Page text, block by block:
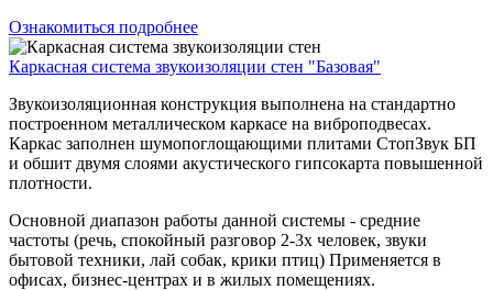
Ознакомиться подробнее
Каркасная система звукоизоляции стен "Базовая"
Звукоизоляционная конструкция выполнена на стандартно
построенном металлическом каркасе на виброподвесах.
Каркас заполнен шумопоглощающими плитами СтопЗвук БП
и обшит двумя слоями акустического гипсокарта повышенной
плотности.
Основной диапазон работы данной системы - средние
частоты (речь, спокойный разговор 2-3х человек, звуки
бытовой техники, лай собак, крики птиц) Применяется в
офисах, бизнес-центрах и в жилых помещениях.